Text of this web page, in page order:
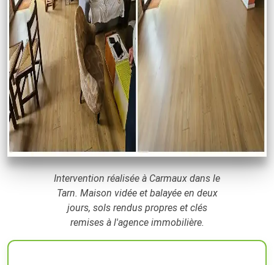
Intervention réalisée à Carmaux dans le
Tarn. Maison vidée et balayée en deux
jours, sols rendus propres et clés
remises à l'agence immobilière.